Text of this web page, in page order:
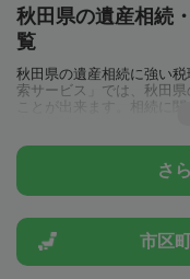
秋田県の遺産相続
覧
秋田県の遺産相続に強い
索サービス」では、秋田
ことが出来ます。相続に
さ
市区